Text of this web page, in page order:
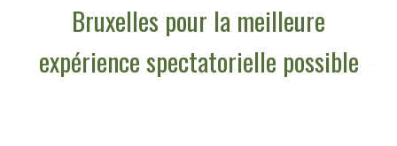
Bruxelles pour la meilleure
expérience spectatorielle possible